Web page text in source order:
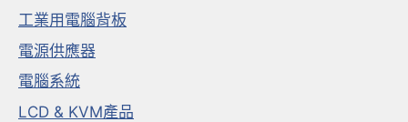
工業用電腦背板
電源供應器
電腦系統
LCD & KVM產品